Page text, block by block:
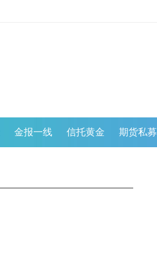
金报一线 信托黄金 期货私募